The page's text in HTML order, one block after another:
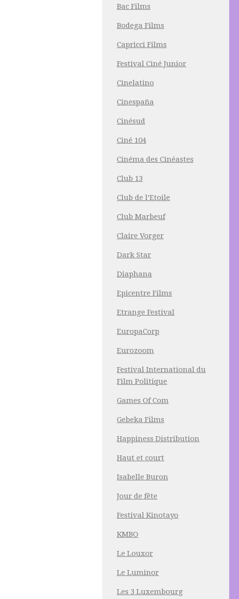
Bac Films
Bodega Films
Capricci Films
Festival Ciné Junior
Cinelatino
Cinespaña
Cinésud
Ciné 104
Cinéma des Cinéastes
Club 13
Club de l’Etoile
Club Marbeuf
Claire Vorger
Dark Star
Diaphana
Epicentre Films
Etrange Festival
EuropaCorp
Eurozoom
Festival International du
Film Politique
Games Of Com
Gebeka Films
Happiness Distribution
Haut et court
Isabelle Buron
Jour de fête
Festival Kinotayo
KMBO
Le Louxor
Le Luminor
Les 3 Luxembourg